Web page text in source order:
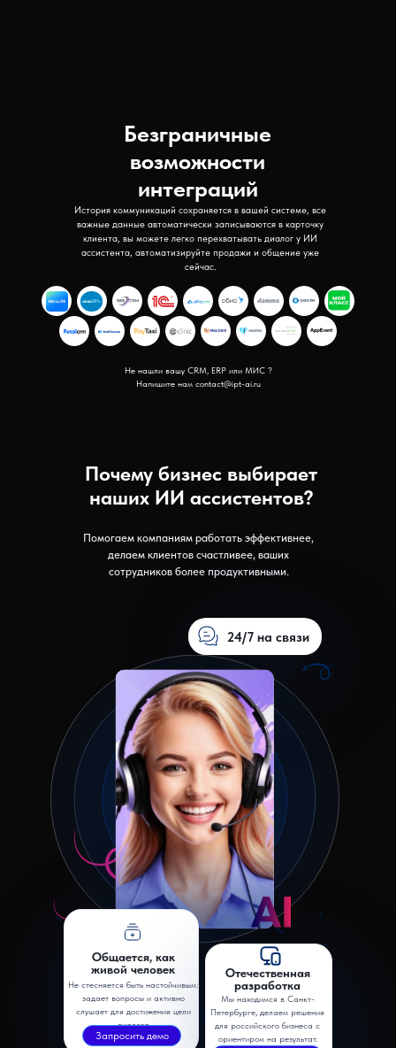
Не нашли вашу CRM, ERP или МИС ?
Напишите нам contact@ipt-ai.ru
Безграничные
возможности
интеграций
История коммуникаций сохраняется в вашей системе, все
важные данные автоматически записываются в карточку
клиента, вы можете легко перехватывать диалог у ИИ
ассистента, автоматизируйте продажи и общение уже
сейчас.
Почему бизнес выбирает
наших ИИ ассистентов?
Помогаем компаниям работать эффективнее,
делаем клиентов счастливее, ваших
сотрудников более продуктивными.
Общается, как
живой человек
Не стесняется быть настойчивым:
задает вопросы и активно
слушает для достижения цели
диалога
Запросить демо
24/7 на связи
Отечественная
разработка
Мы находимся в Санкт-
Петербурге, делаем решения
для российского бизнеса с
ориентиром на результат.